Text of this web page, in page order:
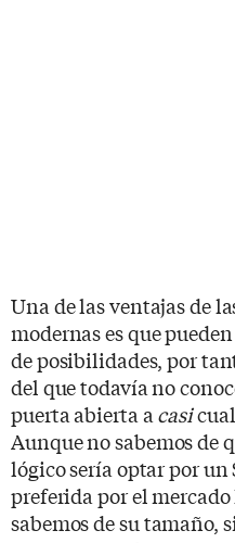
Una de las ventajas de
modernas es que
de posibilidades, por
del que todavía no
puerta abierta a casi
Aunque no sabemos de
lógico sería optar por un
preferida por el
sabemos de su tamaño,